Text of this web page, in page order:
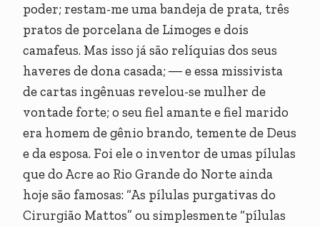
poder; restam-me uma bandeja de prata, três
pratos de porcelana de Limoges e dois
camafeus. Mas isso já são relíquias dos seus
haveres de dona casada; ― e essa missivista
de cartas ingênuas revelou-se mulher de
vontade forte; o seu fiel amante e fiel marido
era homem de gênio brando, temente de Deus
e da esposa. Foi ele o inventor de umas pílulas
que do Acre ao Rio Grande do Norte ainda
hoje são famosas: “As pílulas purgativas do
Cirurgião Mattos” ou simplesmente “pílulas